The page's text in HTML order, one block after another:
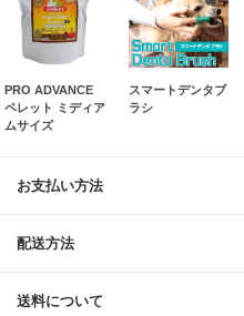
PRO ADVANCE
ペレット ミディア
ムサイズ
スマートデンタブ
ラシ
お支払い方法
配送方法
送料について